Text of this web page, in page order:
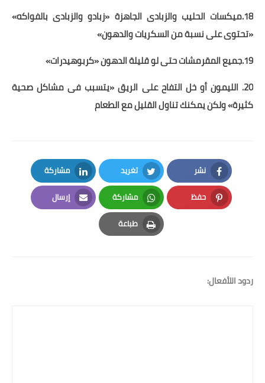
18.ميكسات الحليب والزبادى الجاهزة «زبادو والزبادى بالفواكه»
«تحتوى على نسبة من السكريات والدهون»
19.جميع المقرمشات حتى لو قليلة الدهون «كربوهيدرات»
20. الليمون أو خل التفاح على الريق «يتسبب فى مشاكل صحية
كثيرة» ولكن يمكنك تناول القليل مع الطعام
نشر
Facebook
تغريد
Twitter
مشاركة
LinkedIn
حفظ
Pinterest
مشاركة
Whatsapp
إرسال
Email
طباعة
Print
ردود اللأفعال: